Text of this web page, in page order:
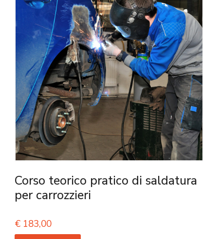
Corso teorico pratico di saldatura
per carrozzieri
€ 183,00